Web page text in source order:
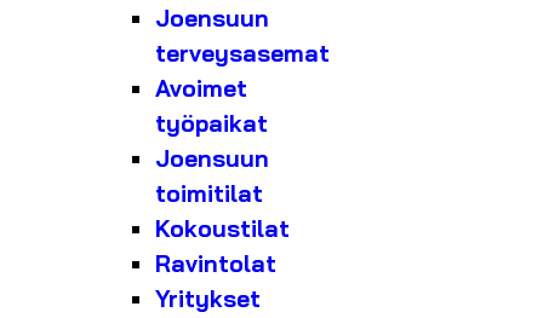
Joensuun
terveysasemat
Avoimet
työpaikat
Joensuun
toimitilat
Kokoustilat
Ravintolat
Yritykset